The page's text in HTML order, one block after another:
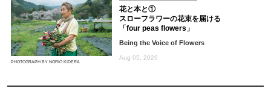
PHOTOGRAPH BY NORIO KIDERA
花と本と①
スローフラワーの花束を届ける
「four peas flowers」
Being the Voice of Flowers
Aug 05, 2026